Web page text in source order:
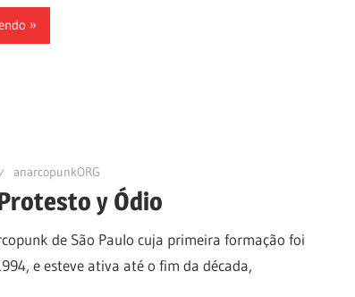
anarcopunkORG
y Ódio
de São Paulo cuja primeira formação foi
e esteve ativa até o fim da década,